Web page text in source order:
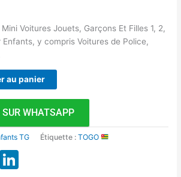
Voitures Jouets, Garçons Et Filles 1, 2,
Enfants, y compris Voitures de Police,
au panier
WHATSAPP
TG Étiquette :TOGO
WhatsApp